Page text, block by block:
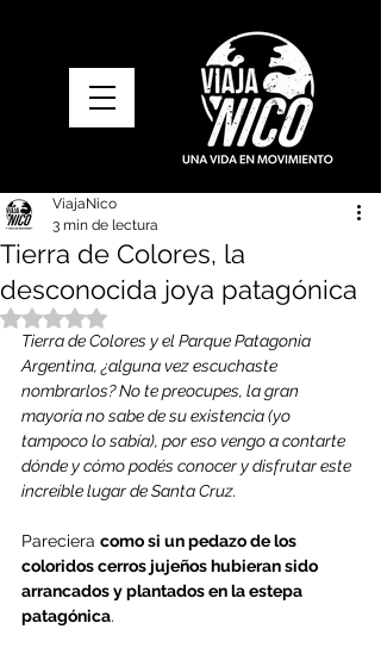
Tierra de Colores, la
desconocida joya patagónica
ViajaNico
3 min de lectura
Obtuvo NaN de 5 estrellas.
Tierra de Colores y el Parque Patagonia
Argentina, ¿alguna vez escuchaste
nombrarlos? No te preocupes, la gran
mayoría no sabe de su existencia (yo
tampoco lo sabía), por eso vengo a contarte
dónde y cómo podés conocer y disfrutar este
increíble lugar de Santa Cruz.
Pareciera como si un pedazo de los
coloridos cerros jujeños hubieran sido
arrancados y plantados en la estepa
patagónica.